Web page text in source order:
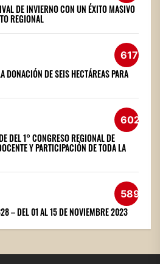
DE INVIERNO CON UN ÉXITO MASIVO
REGIONAL
617
DONACIÓN DE SEIS HECTÁREAS PARA
602
DEL 1° CONGRESO REGIONAL DE
Y PARTICIPACIÓN DE TODA LA
589
– DEL 01 AL 15 DE NOVIEMBRE 2023